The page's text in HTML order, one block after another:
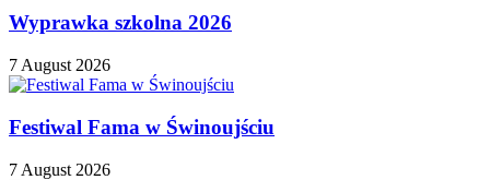
Wyprawka szkolna 2026
7 August 2026
Festiwal Fama w Świnoujściu
7 August 2026